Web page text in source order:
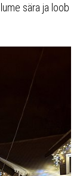
sära ja loob